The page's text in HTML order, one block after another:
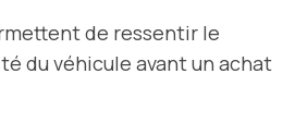
de ressentir le
du véhicule avant un achat